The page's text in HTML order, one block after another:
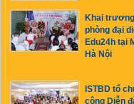
Khai
phòng đại
Edu24h tại
Hà Nội
ISTBD tổ
công Diễn